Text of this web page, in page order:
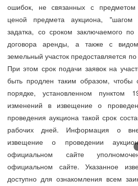
ошибок, не связанных с предметом
ценой предмета аукциона, "шагом
задатка, со сроком заключаемого по
договора аренды, а также с
земельный участок предоставляется
При этом срок подачи заявок на
быть продлен таким образом,
порядке, установленном пунктом
изменений в извещение о
проведения аукциона такой срок
рабочих дней. Информация о
извещение о проведении
официальном сайте
официальном сайте. Указанное
доступно для ознакомления всем